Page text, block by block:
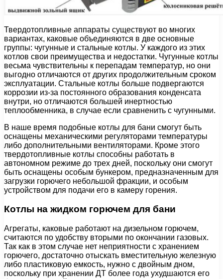
Твердотопливные аппараты существуют во многих
вариантах, каковые объединяются в две основные
группы: чугунные и стальные котлы. У каждого из этих
котлов свои преимущества и недостатки. Чугунные котлы
весьма чувствительны к перепадам температур, но они
выгодно отличаются от других продолжительным сроком
эксплуатации. Стальные котлы больше подвергаются
коррозии из-за постоянного образования конденсата
внутри, но отличаются большей инертностью
теплообменника, в случае если сравненить с чугунными.
В наше время подобные котлы для бани смогут быть
оснащены механическими регуляторами температуры
либо дополнительными вентиляторами. Кроме этого
твердотопливные котлы способны работать в
автономном режиме до трех дней, поскольку они смогут
быть оснащены особым бункером, предназначенным для
загрузки горючего небольшой фракции, и особым
устройством для подачи его в камеру горения.
Котлы на жидком горючем для бани
Агрегаты, каковые работают на дизельном горючем,
считаются по удобству вторыми по окончании газовых.
Так как в этом случае нет неприятности с хранением
горючего, достаточно отыскать вместительную железную
либо пластиковую емкость, нужно с двойным дном,
поскольку при хранении ДТ более года ухудшаются его